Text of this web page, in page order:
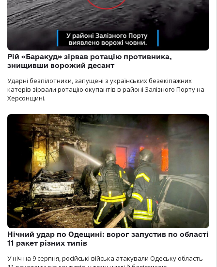
Рій «Баракуд» зірвав ротацію противника,
знищивши ворожий десант
Ударні безпілотники, запущені з українських безекіпажних
катерів зірвали ротацію окупантів в районі Залізного Порту на
Херсонщині.
Нічний удар по Одещині: ворог запустив по області
11 ракет різних типів
У ніч на 9 серпня, російські війська атакували Одеську область